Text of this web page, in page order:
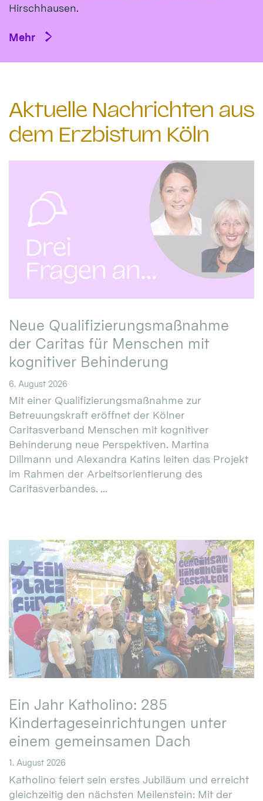
Hirsch­hausen.
Mehr
Aktuelle Nachrichten aus
dem Erzbistum Köln
Neue Qualifizierungsmaßnahme
der Caritas für Menschen mit
kognitiver Behinderung
6. August 2026
Mit einer Qualifizierungsmaßnahme zur
Betreuungskraft eröffnet der Kölner
Caritasverband Menschen mit kognitiver
Behinderung neue Perspektiven. Martina
Dillmann und Alexandra Katins leiten das Projekt
im Rahmen der Arbeitsorientierung des
Caritasverbandes. ...
Ein Jahr Katholino: 285
Kindertageseinrichtungen unter
einem gemeinsamen Dach
1. August 2026
Katholino feiert sein erstes Jubiläum und erreicht
gleichzeitig den nächsten Meilenstein: Mit der